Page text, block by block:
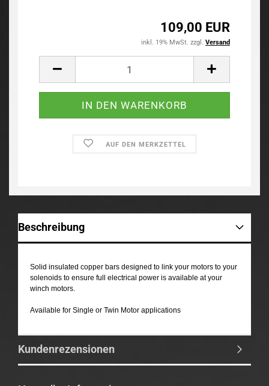
109,00 EUR
inkl. 19% MwSt. zzgl. Versand
AUF DEN MERKZETTEL
Beschreibung
Solid insulated copper bars designed to link your motors to your
solenoids to ensure full electrical power is available at your
winch motors.
Available for Single or Twin Motor applications
Kundenrezensionen